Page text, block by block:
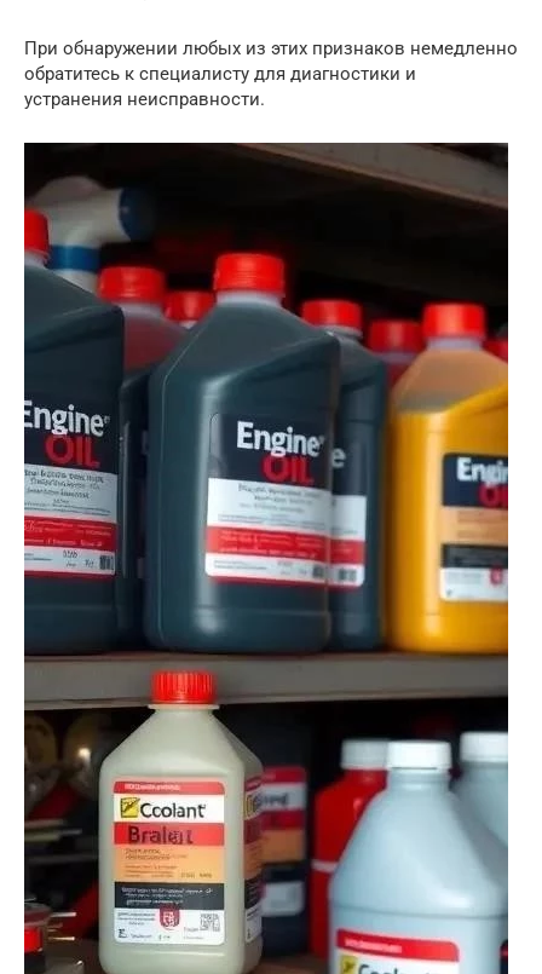
При обнаружении любых из этих признаков немедленно
обратитесь к специалисту для диагностики и
устранения неисправности.